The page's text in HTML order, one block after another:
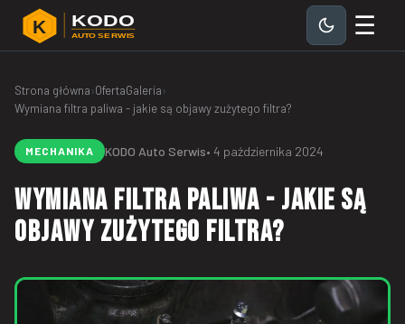
K KODO
AUTO SERWIS ☰
Strona główna›OfertaGaleria›
Wymiana filtra paliwa - jakie są objawy zużytego filtra?
MECHANIKA KODO Auto Serwis• 4 października 2024
Wymiana filtra paliwa - jakie są
objawy zużytego filtra?